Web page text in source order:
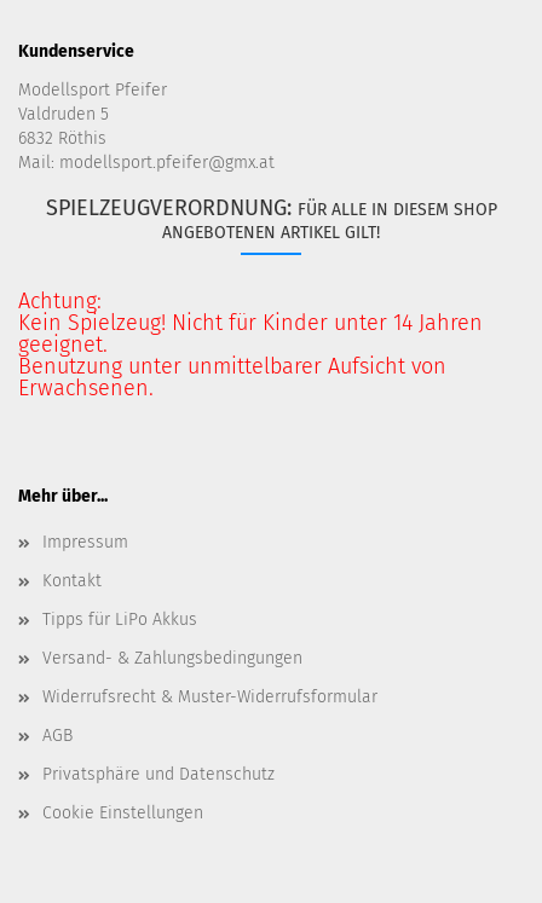
Kundenservice
Modellsport Pfeifer
Valdruden 5
6832 Röthis
Mail: modellsport.pfeifer@gmx.at
SPIELZEUGVERORDNUNG: FÜR ALLE IN DIESEM SHOP
ANGEBOTENEN ARTIKEL GILT!
Achtung:
Kein Spielzeug! Nicht für Kinder unter 14 Jahren
geeignet.
Benutzung unter unmittelbarer Aufsicht von
Erwachsenen.
Mehr über...
Impressum
Kontakt
Tipps für LiPo Akkus
Versand- & Zahlungsbedingungen
Widerrufsrecht & Muster-Widerrufsformular
AGB
Privatsphäre und Datenschutz
Cookie Einstellungen